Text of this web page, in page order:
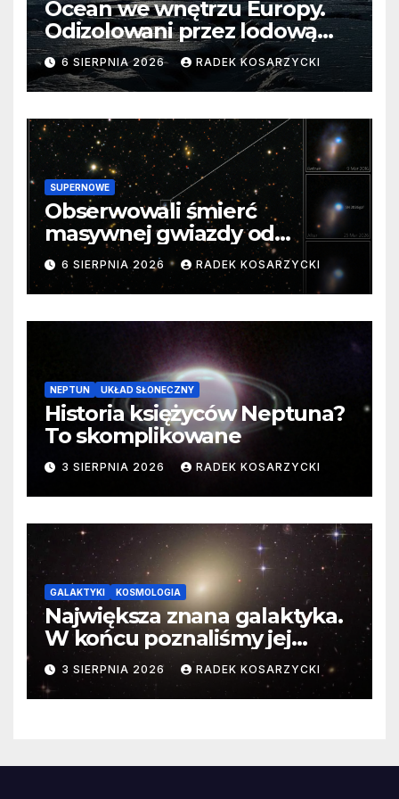
Ocean we wnętrzu Europy.
Odizolowani przez lodową
barierę
6 SIERPNIA 2026 RADEK KOSARZYCKI
SUPERNOWE
Obserwowali śmierć
masywnej gwiazdy od
samego początku. Niezwykle
cenne dane
6 SIERPNIA 2026 RADEK KOSARZYCKI
NEPTUN UKŁAD SŁONECZNY
Historia księżyców Neptuna?
To skomplikowane
3 SIERPNIA 2026 RADEK KOSARZYCKI
GALAKTYKI KOSMOLOGIA
Największa znana galaktyka.
W końcu poznaliśmy jej
faktyczne wymiary
3 SIERPNIA 2026 RADEK KOSARZYCKI